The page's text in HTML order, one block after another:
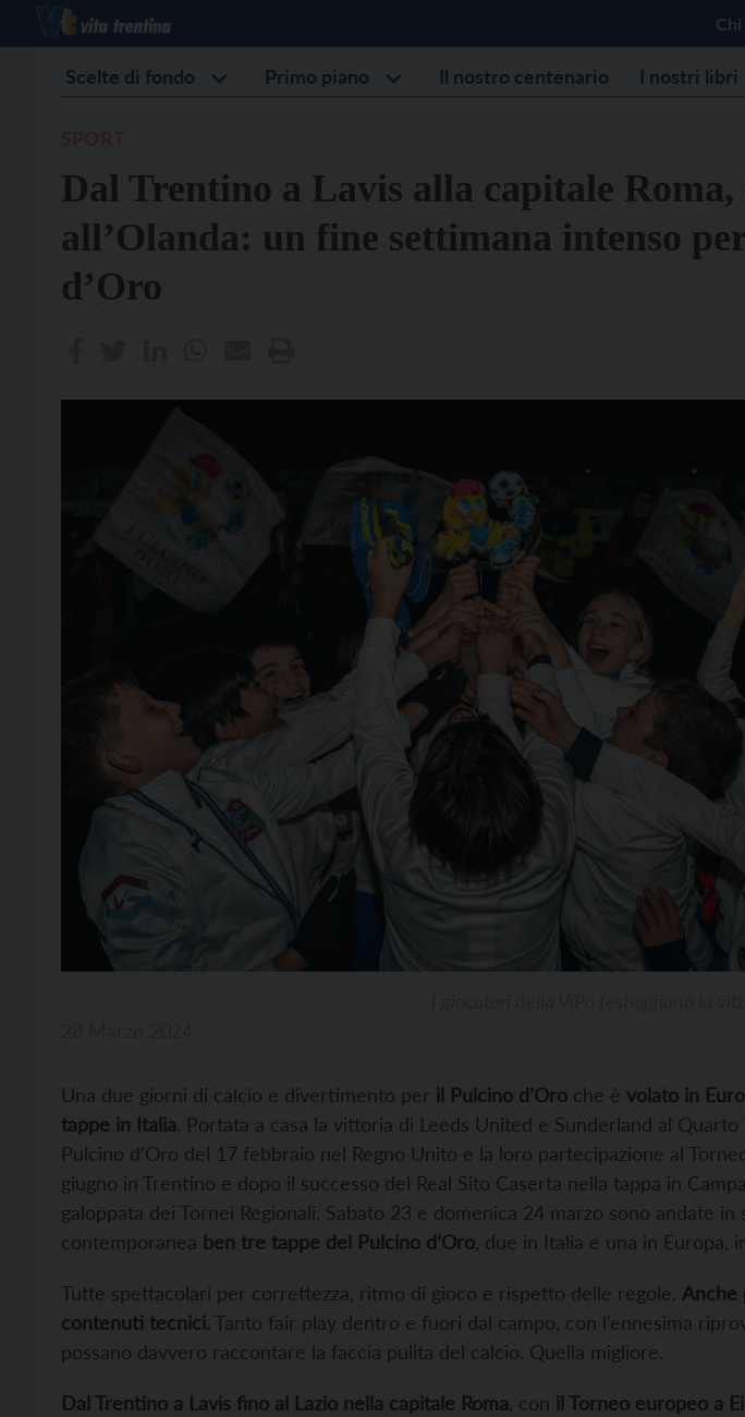
Chi
Scelte di fondo Primo piano Il nostro centenario I nostri libri
Dal Trentino a Lavis alla capitale Roma,
all’Olanda: un fine settimana intenso
d’Oro
Una due giorni di calcio e divertimento per il Pulcino d’Oro che è volato in
tappe in Italia. Portata a casa la vittoria di Leeds United e Sunderland al Quarto
Pulcino d’Oro del 17 febbraio nel Regno Unito e la loro partecipazione al
giugno in Trentino e dopo il successo del Real Sito Caserta nella tappa in
galoppata dei Tornei Regionali. Sabato 23 e domenica 24 marzo sono andate in
contemporanea ben tre tappe del Pulcino d’Oro , due in Italia e una in Europa,
Tutte spettacolari per correttezza, ritmo di gioco e rispetto delle regole. Anche
contenuti tecnici. Tanto fair play dentro e fuori dal campo, con l’ennesima
possano davvero raccontare la faccia pulita del calcio. Quella migliore.
Dal Trentino a Lavis fino al Lazio nella capitale Roma , con il Torneo europeo a